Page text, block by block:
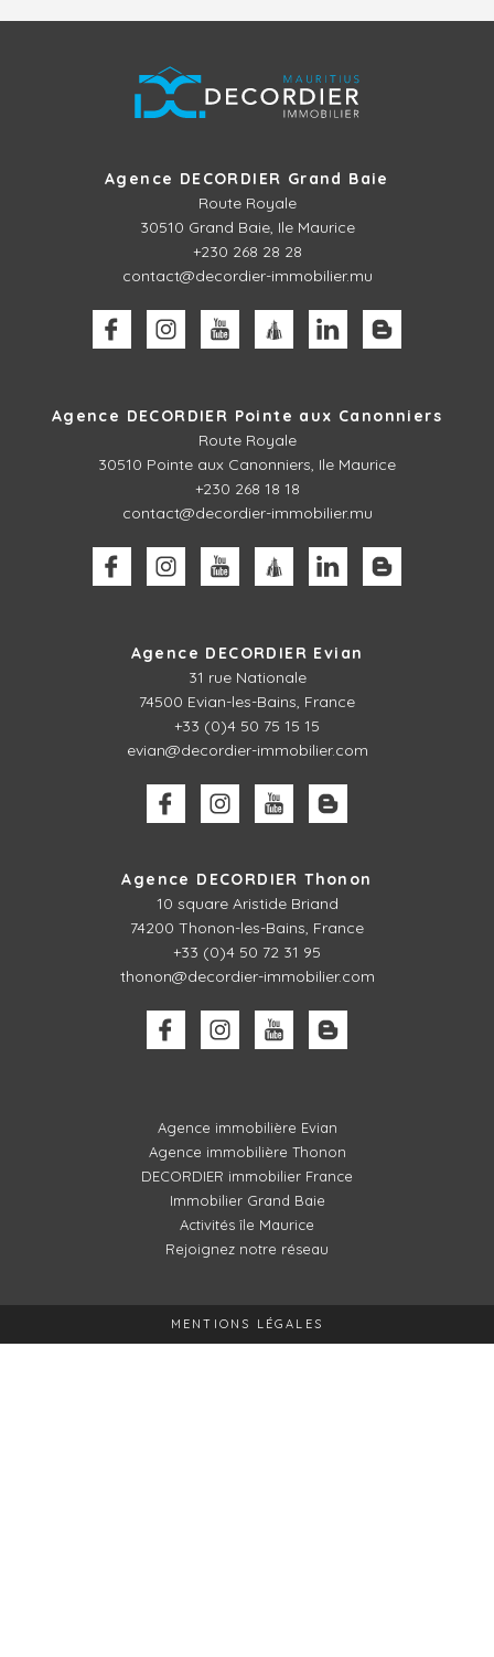
Agence DECORDIER Grand Baie
Route Royale
30510 Grand Baie, Ile Maurice
+230 268 28 28
contact@decordier-immobilier.mu
Agence DECORDIER Pointe aux Canonniers
Route Royale
30510 Pointe aux Canonniers, Ile Maurice
+230 268 18 18
contact@decordier-immobilier.mu
Agence DECORDIER Evian
31 rue Nationale
74500 Evian-les-Bains, France
+33 (0)4 50 75 15 15
evian@decordier-immobilier.com
Agence DECORDIER Thonon
10 square Aristide Briand
74200 Thonon-les-Bains, France
+33 (0)4 50 72 31 95
thonon@decordier-immobilier.com
Agence immobilière Evian
Agence immobilière Thonon
DECORDIER immobilier France
Immobilier Grand Baie
Activités île Maurice
Rejoignez notre réseau
MENTIONS LÉGALES